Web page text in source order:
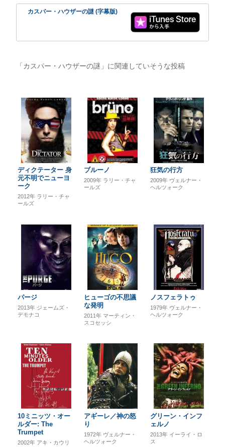
カスパー・ハウザーの謎 (字幕版)
「カスパー・ハウザーの謎」に関連していそうな投稿
ディクテーター 身
元不明でニューヨ
ーク
2012年 ラリー・チャ
ールズ
ブルーノ
2009年 ラリー・チャ
ールズ
狂気の行方
2009年 ヴェルナー・
ヘルツォーク
パージ
2013年 ジェームズ・
デモナコ
ヒューゴの不思議
な発明
2011年 マーティン・
スコセッシ
ノスフェラトゥ
1979年 ヴェルナー・
ヘルツォーク
10ミニッツ・オー
ルダー: The
Trumpet
2002年 アキ・カウリ
アギーレ／神の怒
り
1972年 ヴェルナー・
ヘルツォーク
グリーン・インフ
ェルノ
2013年 イーライ・ロ
ス